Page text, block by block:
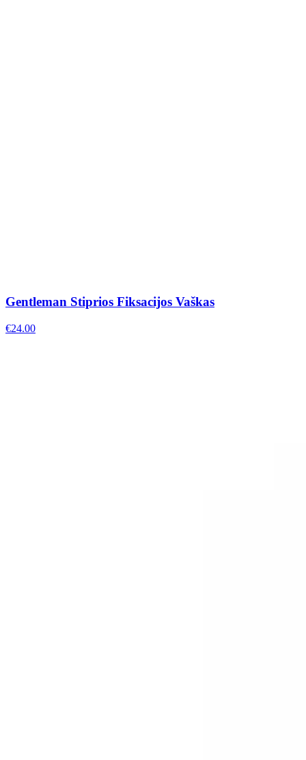
Gentleman Stiprios Fiksacijos Vaškas
€24.00